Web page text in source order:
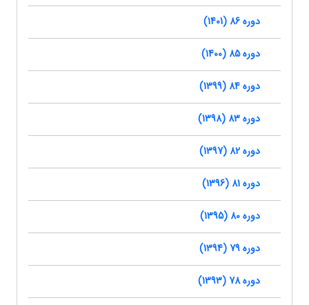
دوره 86 (1401)
دوره 85 (1400)
دوره 84 (1399)
دوره 83 (1398)
دوره 82 (1397)
دوره 81 (1396)
دوره 80 (1395)
دوره 79 (1394)
دوره 78 (1393)